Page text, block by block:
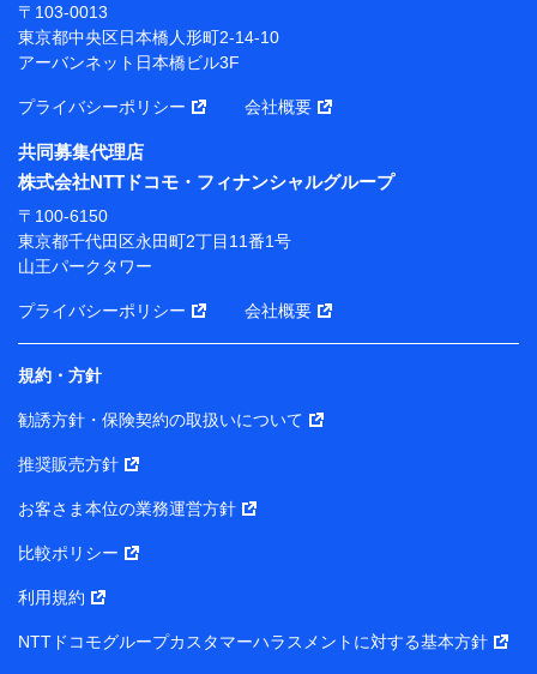
長 吉村 忠義
※ 当社および株式会社NTTドコモは、お客さまの情報
ソナルデータ憲章」に定める行動原則を順守します 。
※ パーソナルデータダッシュボードの「第三者提供の
管理」の設定状態にかかわらず、共同利用する場合があ
ります。
※ dポイントクラブ会員ではないお客さま（2019年12
月11日以降、一度もdポイントクラブ会員であったこと
がないお客さまに限る）に関する、2019年12月10日以
前に取得した個人データは、こちら の利用目的の範囲内
当社は株式会社NTTドコモ・フィナンシャルグループ
との間で、以下のとおり個人データを共同利用しま
す。
【共同して利用される利用データの項目】
当社または株式会社NTTドコモ・フィナンシャルグルー
の個人データ
基本情報
性、連絡先、dポイントサービスのご利用に関する情報。例
〒103-0013
東京都中央区日本橋人形町2-14-10
アーバンネット日本橋ビル3F
プライバシーポリシー 会社概要
共同募集代理店
株式会社NTTドコモ・フィナンシャルグループ
〒100-6150
東京都千代田区永田町2丁目11番1号
山王パークタワー
プライバシーポリシー 会社概要
規約・方針
勧誘方針・保険契約の取扱いについて
推奨販売方針
お客さま本位の業務運営方針
比較ポリシー
利用規約
NTTドコモグループカスタマーハラスメントに対する基本方針